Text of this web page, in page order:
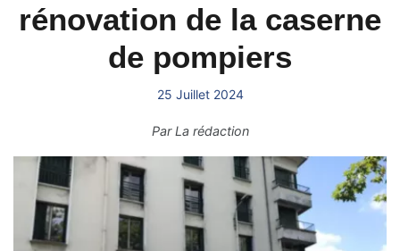
rénovation de la caserne
de pompiers
25 Juillet 2024
ParLa rédaction